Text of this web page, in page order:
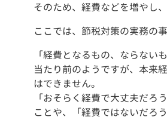
そのため、経費などを増やし
ここでは、節税対策の実務の
「経費となるもの、ならない
当たり前のようですが、本来
はできません。
「おそらく経費で大丈夫だ
ことや、「経費ではないだろ